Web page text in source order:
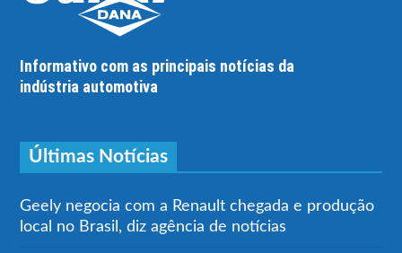
Informativo com as principais notícias da
indústria automotiva
Últimas Notícias
Geely negocia com a Renault chegada e produção
local no Brasil, diz agência de notícias